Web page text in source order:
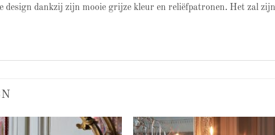
design dankzij zijn mooie grijze kleur en reliëfpatronen. Het zal